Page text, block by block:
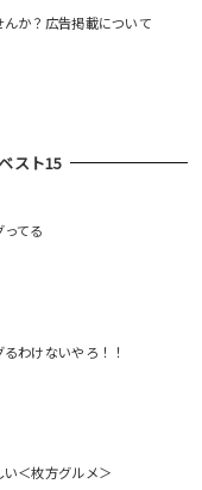
か？広告掲載について
スト15
てる
わけないやろ！！
＜枚方グルメ＞